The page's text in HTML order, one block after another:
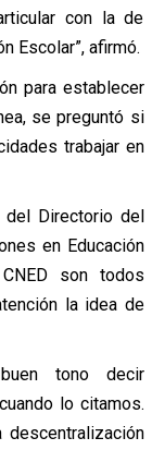
con la de
Escolar”, afirmó.
para establecer
se preguntó si
trabajar en
del Directorio del
en Educación
son todos
la idea de
tono decir
lo citamos.